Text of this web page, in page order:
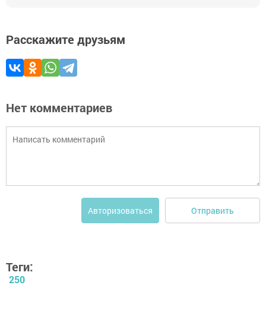
Расскажите друзьям
Нет комментариев
Авторизоваться Отправить
Теги:
250